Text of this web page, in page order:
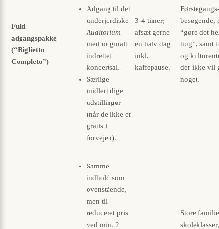
Fuld
adgangspakke
(“Biglietto
Completo”)
Adgang til det
underjordiske
Auditorium
med originalt
indrettet
koncertsal.
Særlige
midlertidige
udstillinger
(når de ikke er
gratis i
forvejen).
3-4 timer;
afsæt gerne
en halv dag
inkl.
kaffepause.
Førstegangs­
besøgende,
“gøre det
hug”, samt
og
der ikke vil
noget.
Samme
indhold som
ovenstående,
men til
reduceret pris
ved min. 2
Store
skoleklasser,